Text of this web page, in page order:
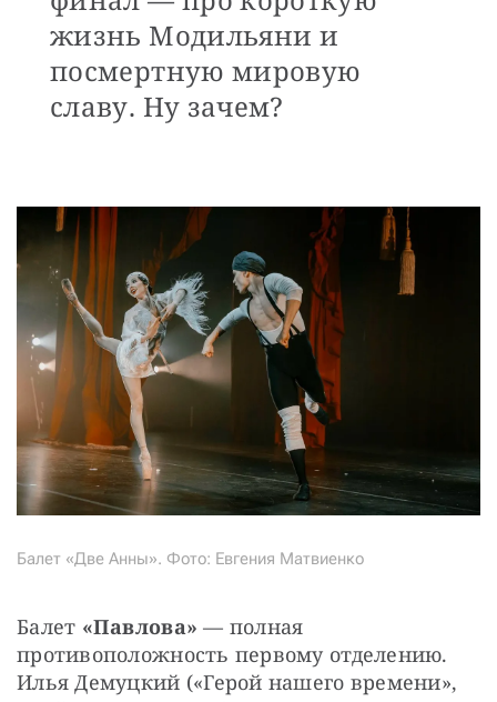
жизнь Модильяни и
посмертную мировую
славу. Ну зачем?
Балет «Две Анны». Фото: Евгения Матвиенко
Балет «Павлова» — полная
противоположность первому отделению.
Илья Демуцкий («Герой нашего времени»,